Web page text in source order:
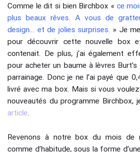
Comme le dit si bien Birchbox « ce
plus beaux rêves. A vous de
design… et de jolies surprises. » Je
pour découvrir cette nouvelle box
contenait. De plus, j’ai également
pour acheter un baume à lèvres
parrainage. Donc je ne l’ai payé que
livré avec ma box. Mais si vous
nouveautés du programme Birchbox,
article.
Revenons à notre box du mois de
comme d’habitude, sous la forme